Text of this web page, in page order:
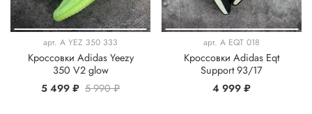
арт. A YEZ 350 333
Кроссовки Adidas Yeezy
350 V2 glow
5 499 ₽ 5 990 ₽
арт. A EQT 018
Кроссовки Adidas Eqt
Support 93/17
4 999 ₽